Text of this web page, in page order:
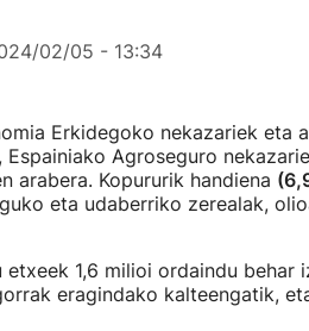
02/05 - 13:34
Erkidegoko nekazariek eta
Espainiako Agroseguro
arabera. Kopururik handiena
eta udaberriko zerealak,
etxeek 1,6 milioi ordaindu
eragindako kalteengatik,